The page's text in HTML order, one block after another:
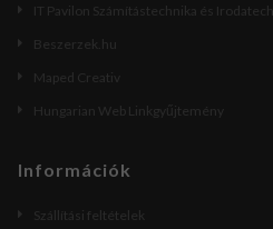
IT Pavilon Számítástechnika és
Beszerzek.hu
Maped Creativ
Hungarian Web Linkgyűjtemény
Információk
Szállítási feltételek